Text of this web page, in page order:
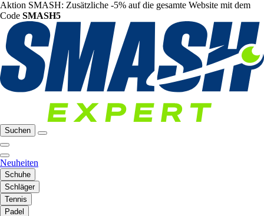
Aktion SMASH: Zusätzliche -5% auf die gesamte Website mit dem
Code SMASH5
Suchen
Neuheiten
Schuhe
Schläger
Tennis
Padel